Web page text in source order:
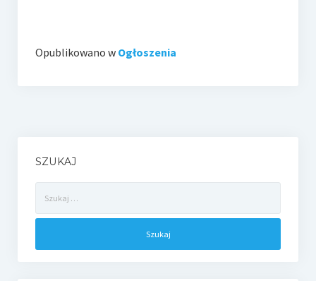
Opublikowano w Ogłoszenia
SZUKAJ